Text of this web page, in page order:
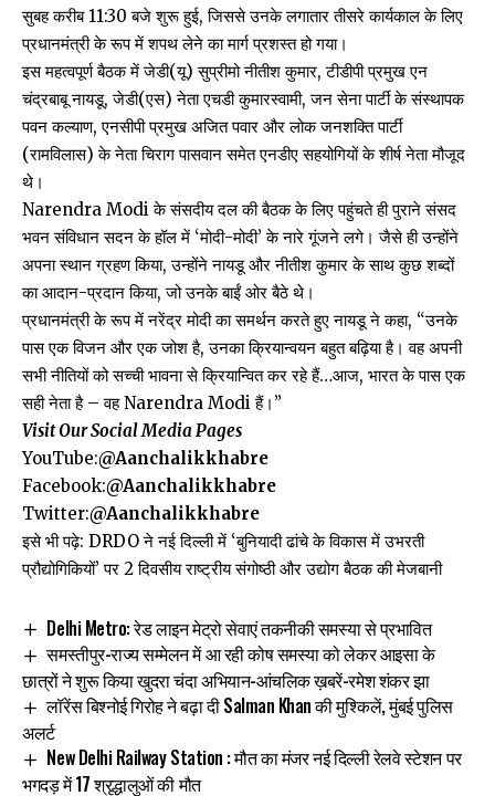
सुबह करीब 11:30 बजे शुरू हुई, जिससे उनके लगातार तीसरे कार्यकाल के लिए
प्रधानमंत्री के रूप में शपथ लेने का मार्ग प्रशस्त हो गया।
इस महत्वपूर्ण बैठक में जेडी(यू) सुप्रीमो नीतीश कुमार, टीडीपी प्रमुख एन
चंद्रबाबू नायडू, जेडी(एस) नेता एचडी कुमारस्वामी, जन सेना पार्टी के संस्थापक
पवन कल्याण, एनसीपी प्रमुख अजित पवार और लोक जनशक्ति पार्टी
(रामविलास) के नेता चिराग पासवान समेत एनडीए सहयोगियों के शीर्ष नेता मौजूद
थे।
Narendra Modi के संसदीय दल की बैठक के लिए पहुंचते ही पुराने संसद
भवन संविधान सदन के हॉल में ‘मोदी-मोदी’ के नारे गूंजने लगे। जैसे ही उन्होंने
अपना स्थान ग्रहण किया, उन्होंने नायडू और नीतीश कुमार के साथ कुछ शब्दों
का आदान-प्रदान किया, जो उनके बाईं ओर बैठे थे।
प्रधानमंत्री के रूप में नरेंद्र मोदी का समर्थन करते हुए नायडू ने कहा, “उनके
पास एक विजन और एक जोश है, उनका क्रियान्वयन बहुत बढ़िया है। वह अपनी
सभी नीतियों को सच्ची भावना से क्रियान्वित कर रहे हैं…आज, भारत के पास एक
सही नेता है – वह Narendra Modi हैं।”
Visit Our Social Media Pages
YouTube:@Aanchalikkhabre
Facebook:@Aanchalikkhabre
Twitter:@Aanchalikkhabre
इसे भी पढ़े: DRDO ने नई दिल्ली में ‘बुनियादी ढांचे के विकास में उभरती
प्रौद्योगिकियों’ पर 2 दिवसीय राष्ट्रीय संगोष्ठी और उद्योग बैठक की मेजबानी
Delhi Metro: रेड लाइन मेट्रो सेवाएं तकनीकी समस्या से प्रभावित
समस्तीपुर-राज्य सम्मेलन में आ रही कोष समस्या को लेकर आइसा के
छात्रों ने शुरू किया खुदरा चंदा अभियान-आंचलिक ख़बरें-रमेश शंकर झा
लॉरेंस बिश्नोई गिरोह ने बढ़ा दी Salman Khan की मुश्किलें, मुंबई पुलिस
अलर्ट
New Delhi Railway Station : मौत का मंजर नई दिल्ली रेलवे स्टेशन पर
भगदड़ में 17 श्रृद्धालुओं की मौत